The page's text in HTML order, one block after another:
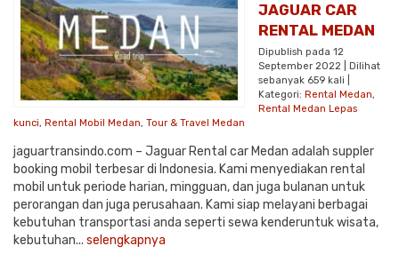
JAGUAR CAR
RENTAL MEDAN
Dipublish pada 12
September 2022 | Dilihat
sebanyak 659 kali |
Kategori: Rental Medan,
Rental Medan Lepas
kunci, Rental Mobil Medan, Tour & Travel Medan
jaguartransindo.com – Jaguar Rental car Medan adalah suppler
booking mobil terbesar di Indonesia. Kami menyediakan rental
mobil untuk periode harian, mingguan, dan juga bulanan untuk
perorangan dan juga perusahaan. Kami siap melayani berbagai
kebutuhan transportasi anda seperti sewa kenderuntuk wisata,
kebutuhan... selengkapnya